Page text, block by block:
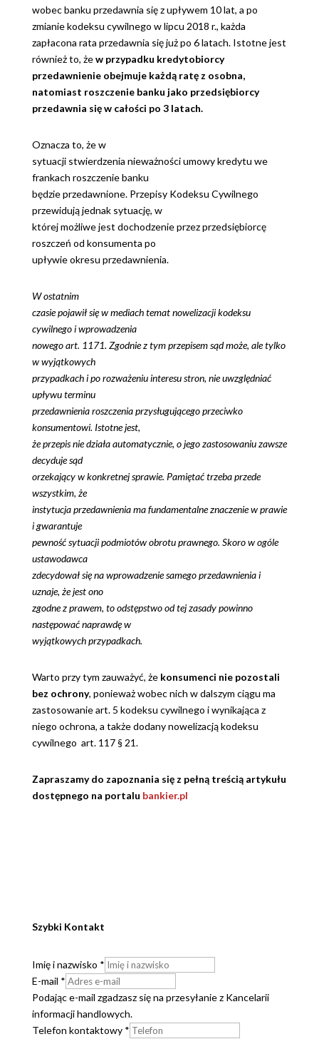
wobec banku przedawnia się z upływem 10 lat, a po
zmianie kodeksu cywilnego w lipcu 2018 r., każda
zapłacona rata przedawnia się już po 6 latach. Istotne jest
również to, żew przypadku kredytobiorcy
przedawnienie obejmuje każdą ratę z osobna,
natomiast roszczenie banku jako przedsiębiorcy
przedawnia się w całości po 3 latach.
Oznacza to, że w
sytuacji stwierdzenia nieważności umowy kredytu we
frankach roszczenie banku
będzie przedawnione. Przepisy Kodeksu Cywilnego
przewidują jednak sytuację, w
której możliwe jest dochodzenie przez przedsiębiorcę
roszczeń od konsumenta po
upływie okresu przedawnienia.
W ostatnim
czasie pojawił się w mediach temat nowelizacji kodeksu
cywilnego i wprowadzenia
nowego art. 1171. Zgodnie z tym przepisem sąd może, ale tylko
w wyjątkowych
przypadkach i po rozważeniu interesu stron, nie uwzględniać
upływu terminu
przedawnienia roszczenia przysługującego przeciwko
konsumentowi. Istotne jest,
że przepis nie działa automatycznie, o jego zastosowaniu zawsze
decyduje sąd
orzekający w konkretnej sprawie. Pamiętać trzeba przede
wszystkim, że
instytucja przedawnienia ma fundamentalne znaczenie w prawie
i gwarantuje
pewność sytuacji podmiotów obrotu prawnego. Skoro w ogóle
ustawodawca
zdecydował się na wprowadzenie samego przedawnienia i
uznaje, że jest ono
zgodne z prawem, to odstępstwo od tej zasady powinno
następować naprawdę w
wyjątkowych przypadkach.
Warto przy tym zauważyć, że konsumenci nie pozostali
bez ochrony, ponieważ wobec nich w dalszym ciągu ma
zastosowanie art. 5 kodeksu cywilnego i wynikająca z
niego ochrona, a także dodany nowelizacją kodeksu
cywilnego art. 117 § 21.
Zapraszamy do zapoznania się z pełną treścią artykułu
dostępnego na portalu bankier.pl
Szybki Kontakt
Imię i nazwisko *
E-mail *
Podając e-mail zgadzasz się na przesyłanie z Kancelarii
informacji handlowych.
Telefon kontaktowy *